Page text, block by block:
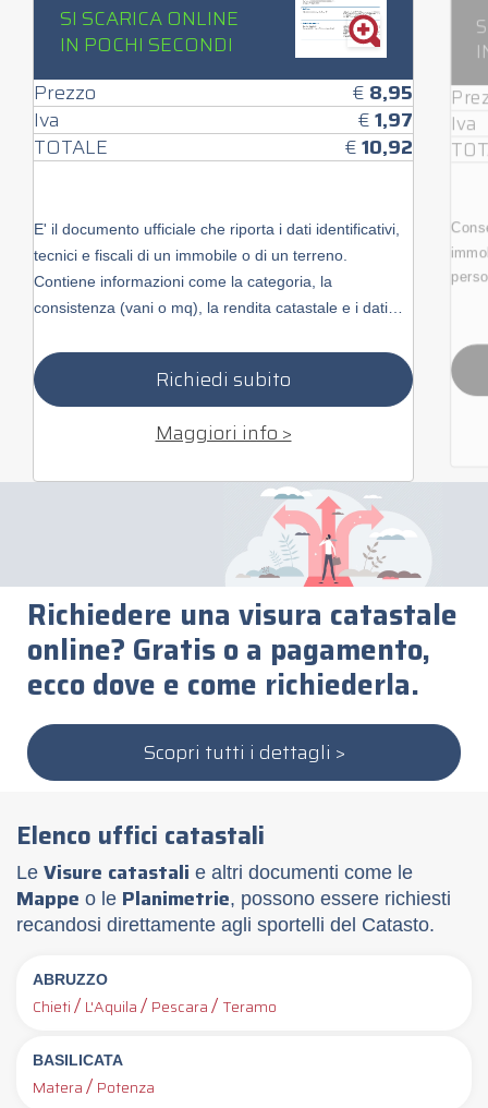
SI SCARICA ONLINE
IN POCHI SECONDI
Prezzo
€ 8,95
Iva
€1,97
TOTALE
€10,92
E' il documento ufficiale che riporta i dati identificativi,
tecnici e fiscali di un immobile o di un terreno.
Contiene informazioni come la categoria, la
consistenza (vani o mq), la rendita catastale e i dati
Richiedi subito
Maggiori info >
Iva
Richiedere una visura catastale
online? Gratis o a pagamento,
ecco dove e come richiederla.
Scopri tutti i dettagli >
Elenco uffici catastali
Le Visure catastali e altri documenti come le
Mappe o le Planimetrie, possono essere richiesti
recandosi direttamente agli sportelli del Catasto.
ABRUZZO
Chieti/ L'Aquila/ Pescara/ Teramo
BASILICATA
Matera/ Potenza